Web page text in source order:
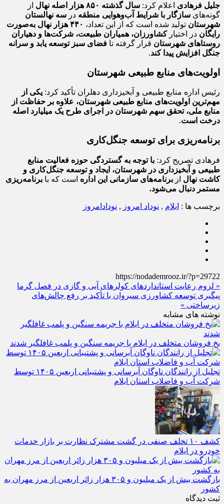
جلیل فرهادی اعلام کرد: سال گذشته ۸۵۰ هزار اصله نهال
از
گونه‌های سازگار با شرایط آب‌وهوایی منطقه در سه نهالستان
شهرستان تولید شده است که از این تعداد،
۴۴۰ هزار نهال به‌صورت
رایگان در اختیارکشاورزان، همیاران طبیعت، شرکت‌ها و دهیاران
روستاهای شهرستان قرار گرفته تا فضای سبز توسعه یابد و سرانه
جنگل افزایش پیدا کند.
اولویت‌های منابع طبیعی شهرستان
رئیس اداره منابع طبیعی و آبخیزداری دهلران تأکید کرد: یکی از
مهم‌ترین اولویت‌های منابع طبیعی شهرستان، علاوه بر حفاظت از
منابع ملی، تحقق سهم شهرستان در اجرای طرح یک میلیارد اصله
درخت است.
برنامه‌ریزی برای توسعه جنگل‌کاری
فرهادی تصریح کرد: با توجه به گستردگی حوزه فعالیت منابع
طبیعی و آبخیزداری در شهرستان، ایجاد و توسعه جنگل‌کاری و
کاشت نهال از برنامه‌های سازمانی این اداره است که با برنامه‌ریزی
مستمر دنبال می‌شود.
برچسب ها : ایلام , نوداد امروز , نودادامروز
https://nodademrooz.ir/?p=29722
« لزوم رعایت استانداردهای کولرهای آبی و گازی در فصل گرما
پیگیری توسعه کشاورزی سیروان با تأکید بر رفع چالش‌های
زیرساختی »
نوشته های مشابه
یخ‌ فروشان متخلف در ایلام با جریمه سنگین و پلمب غافلگیر شدند
تجلیل از رانندگان ناوگان آبرسانی و پشتیبانی اربعین ۱۴۰۵ توسط
شرکت آب و فاضلاب استان ایلام
کشف ۱۰ تخلف صنفی در گشت مشترک نظارت بر بازار خدمات
خودرو در ایلام
بازگشت بیش از یک میلیون و ۳۰۵ هزار زائر اربعین از مرز مهران به
کشور
ثبت دیدگاه